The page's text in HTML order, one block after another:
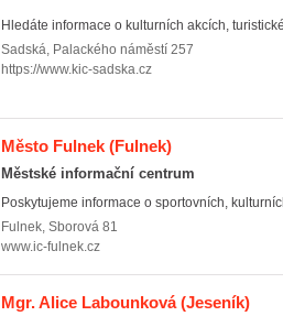
Hledáte informace o kulturních akcích,
Sadská, Palackého náměstí 257
https://www.kic-sadska.cz
Město Fulnek (Fulnek)
Městské informační centrum
Poskytujeme informace o sportovních,
Fulnek, Sborová 81
www.ic-fulnek.cz
Mgr. Alice Labounková(Jeseník)